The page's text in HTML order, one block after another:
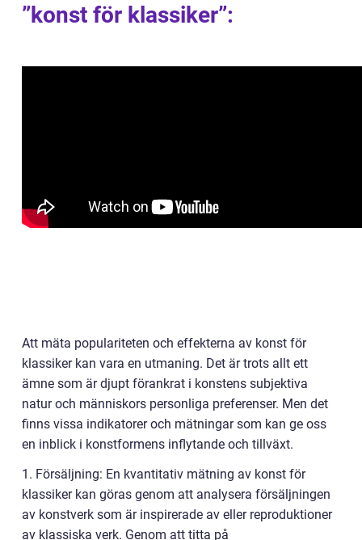
”konst för klassiker”:
Att mäta populariteten och effekterna av konst för
klassiker kan vara en utmaning. Det är trots allt ett
ämne som är djupt förankrat i konstens subjektiva
natur och människors personliga preferenser. Men det
finns vissa indikatorer och mätningar som kan ge oss
en inblick i konstformens inflytande och tillväxt.
1. Försäljning: En kvantitativ mätning av konst för
klassiker kan göras genom att analysera försäljningen
av konstverk som är inspirerade av eller reproduktioner
av klassiska verk. Genom att titta på